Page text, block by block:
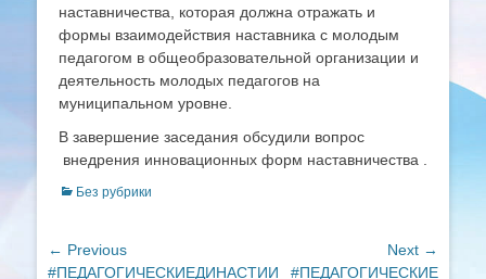
наставничества, которая должна отражать и
формы взаимодействия наставника с молодым
педагогом в общеобразовательной организации и
деятельность молодых педагогов на
муниципальном уровне.
В завершение заседания обсудили вопрос
внедрения инновационных форм наставничества .
Categories
Без рубрики
Навигация
← Previous
Previous
#ПЕДАГОГИЧЕСКИЕДИНАСТИИ
Next →
Next
#ПЕДАГОГИЧЕСКИЕ